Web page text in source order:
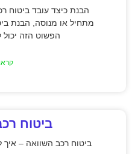
הבנת כיצד עובד
מתחיל או מנוסה, הבנת
הפשוט הזה יכול
ביטוח
ביטוח רכב השוואה – איך